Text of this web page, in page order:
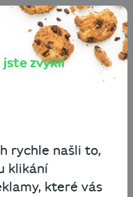
důležité je spojit
podle
se
jste zvyklí
rychle našli to,
klikání
které vás